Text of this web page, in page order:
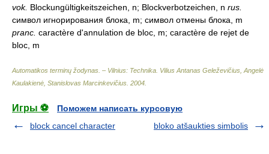
vok. Blockungültigkeitszeichen, n; Blockverbotzeichen, n rus.
символ игнорирования блока, m; символ отмены блока, m
pranc. caractère d'annulation de bloc, m; caractère de rejet de
bloc, m
Automatikos terminų žodynas. – Vilnius: Technika Vilius Antanas Geleževičius, Angelė
Kaulakienė, Stanislovas Marcinkevičius 2004
Игры ⚽
Поможем написать курсовую
block cancel character
bloko atšaukties simbolis